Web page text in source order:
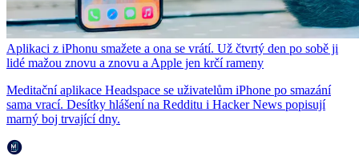
Aplikaci z iPhonu smažete a ona se vrátí. Už čtvrtý den po sobě ji
lidé mažou znovu a znovu a Apple jen krčí rameny
Meditační aplikace Headspace se uživatelům iPhone po smazání
sama vrací. Desítky hlášení na Redditu i Hacker News popisují
marný boj trvající dny.